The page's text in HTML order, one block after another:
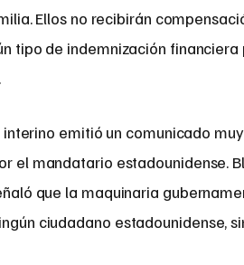
Ellos no recibirán
tipo de indemnización
emitió un comunicado
el mandatario estadounidense.
que la maquinaria
ciudadano estadounidense,